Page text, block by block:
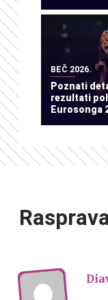
BEČ 2026.
Poznati
rezultati
Eurosonga